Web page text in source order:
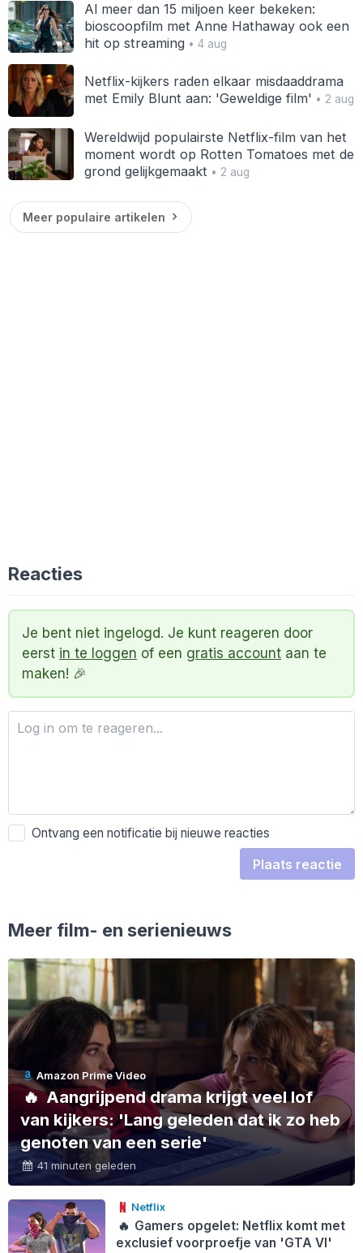
Al meer dan 15 miljoen keer bekeken:
bioscoopfilm met Anne Hathaway ook een
hit op streaming• 4 aug
Netflix-kijkers raden elkaar misdaaddrama
met Emily Blunt aan: 'Geweldige film' • 2 aug
Wereldwijd populairste Netflix-film van het
moment wordt op Rotten Tomatoes met de
grond gelijkgemaakt • 2 aug
Meer populaire artikelen
Reacties
Je bent niet ingelogd. Je kunt reageren door
eerst in te loggen of een gratis account aan te
maken! 🎉
Ontvang een notificatie bij nieuwe reacties
Plaats reactie
Meer film- en serienieuws
Amazon Prime Video
🔥Aangrijpend drama krijgt veel lof
van kijkers: 'Lang geleden dat ik zo heb
genoten van een serie'
41 minuten geleden
Netflix
🔥 Gamers opgelet: Netflix komt met
exclusief voorproefje van 'GTA VI'